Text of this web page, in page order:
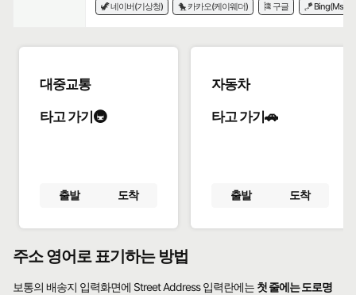
🦖 네이버(기상청) 🐤 카카오(케이웨더) 🎏 구글 🪁 Bing(Msn)
대중교통
타고 가기🚇
출발 도착
자동차
타고 가기🚗
출발 도착
주소 영어로 표기하는 방법
보통의 배송지 입력화면에 Street Address 입력란에는 첫 줄에는 도로명